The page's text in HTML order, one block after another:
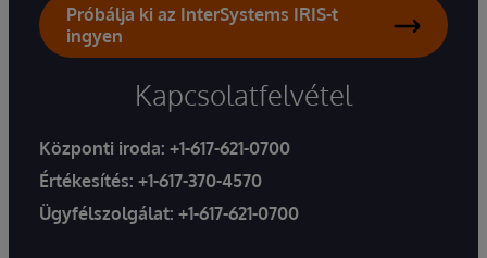
Próbálja ki az InterSystems IRIS-t
ingyen
Kapcsolatfelvétel
Központi iroda: +1-617-621-0700
Értékesítés: +1-617-370-4570
Ügyfélszolgálat: +1-617-621-0700